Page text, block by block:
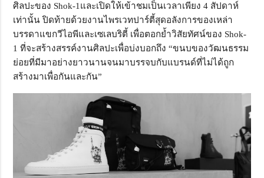
ศิลปะของ Shok-1และเปิดให้เข้าชมเป็นเวลาเพียง 4 สัปดาห์
เท่านั้น ปิดท้ายด้วยงานไพรเวทปาร์ตี้สุดอลังการของเหล่า
บรรดาแขกวีไอพีและเซเลบริตี้ เพื่อตอกย้ำวิสัยทัศน์ของ Shok-
1 ที่จะสร้างสรรค์งานศิลปะเพื่อบ่งบอกถึง “ขนบของวัฒนธรรม
ย่อยที่มีมาอย่างยาวนานจนมาบรรจบกับแบรนด์ที่ไม่ได้ถูก
สร้างมาเพื่อกันและกัน”